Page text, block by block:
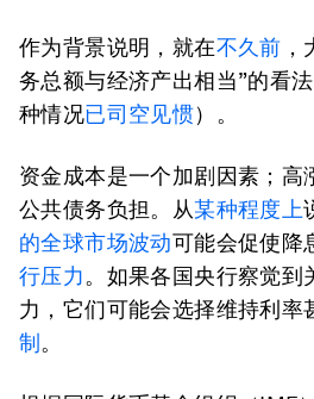
作为背景说明，就在不久前
务总额与经济产出相当”的看
种情况已司空见惯）。
资金成本是一个加剧因素；高
公共债务负担。从某种程度上
的全球市场波动可能会促使降
行压力。如果各国央行察觉到
力，它们可能会选择维持利率
制 。